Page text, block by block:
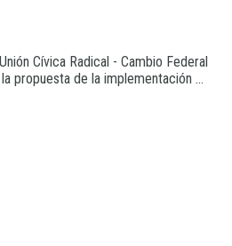
Cívica Radical - Cambio Federal
propuesta de la implementación ...